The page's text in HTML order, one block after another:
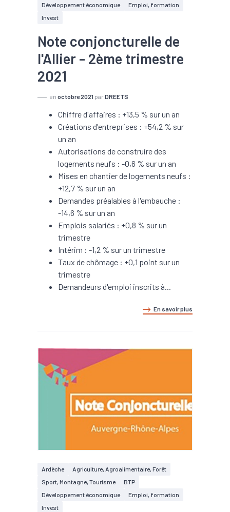
Développement économique
Emploi, formation
Invest
Note conjoncturelle de
l'Allier - 2ème trimestre
2021
en octobre 2021 par DREETS
Chiffre d'affaires : +13,5 % sur un an
Créations d'entreprises : +54,2 % sur
un an
Autorisations de construire des
logements neufs : -0,6 % sur un an
Mises en chantier de logements neufs :
+12,7 % sur un an
Demandes préalables à l'embauche :
-14,6 % sur un an
Emplois salariés : +0,8 % sur un
trimestre
Intérim : -1,2 % sur un trimestre
Taux de chômage : +0,1 point sur un
trimestre
Demandeurs d'emploi inscrits à...
En savoir plus
Ardèche
Agriculture, Agroalimentaire, Forêt
Sport, Montagne, Tourisme
BTP
Développement économique
Emploi, formation
Invest